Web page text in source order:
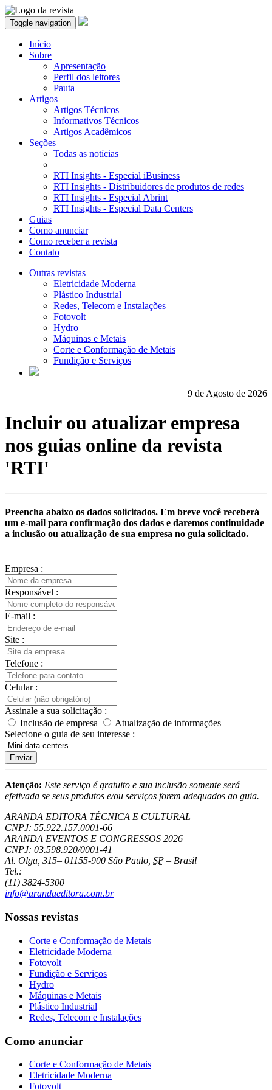
Toggle navigation
Início
Sobre
Apresentação
Perfil dos leitores
Pauta
Artigos
Artigos Técnicos
Informativos Técnicos
Artigos Acadêmicos
Seções
Todas as notícias
RTI Insights - Especial iBusiness
RTI Insights - Distribuidores de produtos de redes
RTI Insights - Especial Abrint
RTI Insights - Especial Data Centers
Guias
Como anunciar
Como receber a revista
Contato
Outras revistas
Eletricidade Moderna
Plástico Industrial
Redes, Telecom e Instalações
Fotovolt
Hydro
Máquinas e Metais
Corte e Conformação de Metais
Fundição e Serviços
9 de Agosto de 2026
Incluir ou atualizar empresa
nos guias online da revista
'RTI'
Preencha abaixo os dados solicitados. Em breve você receberá
um e-mail para confirmação dos dados e daremos continuidade
a inclusão ou atualização de sua empresa no guia solicitado.
Empresa :
Responsável :
E-mail :
Site :
Telefone :
Celular :
Assinale a sua solicitação :
Inclusão de empresa
Atualização de informações
Selecione o guia de seu interesse :
Enviar
Atenção: Este serviço é gratuito e sua inclusão somente será
efetivada se seus produtos e/ou serviços forem adequados ao guia.
ARANDA EDITORA TÉCNICA E CULTURAL
CNPJ: 55.922.157.0001-66
ARANDA EVENTOS E CONGRESSOS 2026
CNPJ: 03.598.920/0001-41
Al. Olga, 315– 01155-900 São Paulo, SP – Brasil
Tel.:
(11) 3824-5300
info@arandaeditora.com.br
Nossas revistas
Corte e Conformação de Metais
Eletricidade Moderna
Fotovolt
Fundição e Serviços
Hydro
Máquinas e Metais
Plástico Industrial
Redes, Telecom e Instalações
Como anunciar
Corte e Conformação de Metais
Eletricidade Moderna
Fotovolt